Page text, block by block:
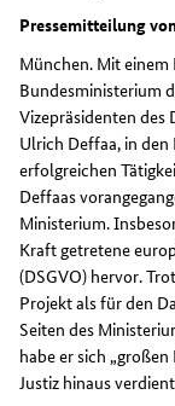
Pressemitteilung
München. Mit einem
Bundesministerium
Vizepräsidenten
Ulrich Deffaa, in
erfolgreichen
Deffaas
Ministerium.
Kraft getretene
(DSGVO) hervor.
Projekt als für den
Seiten des
habe er sich
Justiz hinaus